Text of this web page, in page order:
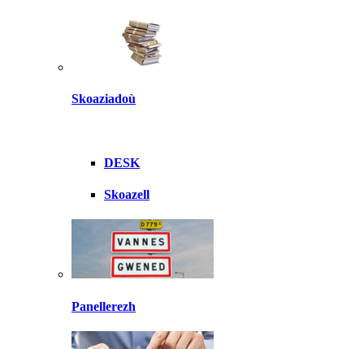
Skoaziadoù
DESK
Skoazell
Panellerezh